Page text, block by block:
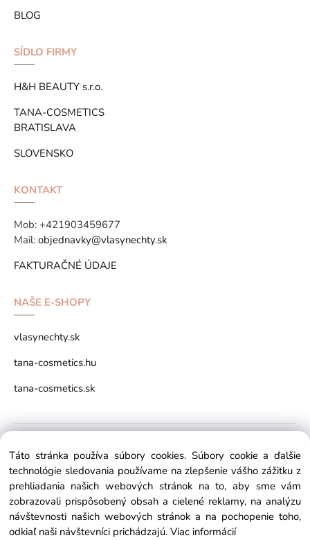
BLOG
SÍDLO FIRMY
H&H BEAUTY s.r.o.
TANA-COSMETICS
BRATISLAVA
SLOVENSKO
KONTAKT
Mob: +421903459677
Mail: objednavky@vlasynechty.sk
FAKTURAČNÉ ÚDAJE
NAŠE E-SHOPY
vlasynechty.sk
tana-cosmetics.hu
tana-cosmetics.sk
Táto stránka používa súbory cookies. Súbory cookie a ďalšie
technológie sledovania používame na zlepšenie vášho zážitku z
prehliadania našich webových stránok na to, aby sme vám
zobrazovali prispôsobený obsah a cielené reklamy, na analýzu
návštevnosti našich webových stránok a na pochopenie toho,
odkiaľ naši návštevníci prichádzajú. Viac informácií